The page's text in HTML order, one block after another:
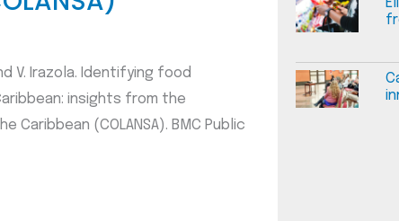
V. Irazola. Identifying food
insights from the
(COLANSA). BMC Public